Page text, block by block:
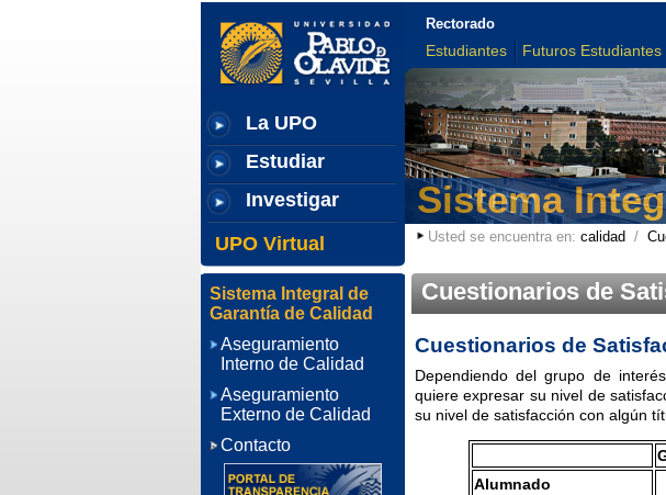
La UPO
Estudiar
Investigar
UPO Virtual
Rectorado
Estudiantes Futuros Estudiantes
Sistema
Usted se encuentra en: calidad /
Cuestionarios de
Cuestionarios de
Dependiendo del grupo de
quiere expresar su nivel de
su nivel de satisfacción con algún
Alumnado
Sistema Integral de
Garantía de Calidad
Aseguramiento
Interno de Calidad
Aseguramiento
Externo de Calidad
Contacto